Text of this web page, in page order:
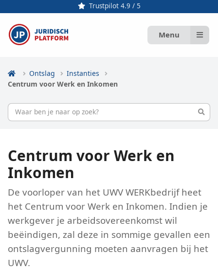
Trustpilot 4.9 / 5
Menu
Ontslag
Instanties
Centrum voor Werk en Inkomen
Centrum voor Werk en
Inkomen
De voorloper van het UWV WERKbedrijf heet
het Centrum voor Werk en Inkomen. Indien je
werkgever je arbeidsovereenkomst wil
beëindigen, zal deze in sommige gevallen een
ontslagvergunning moeten aanvragen bij het
UWV.